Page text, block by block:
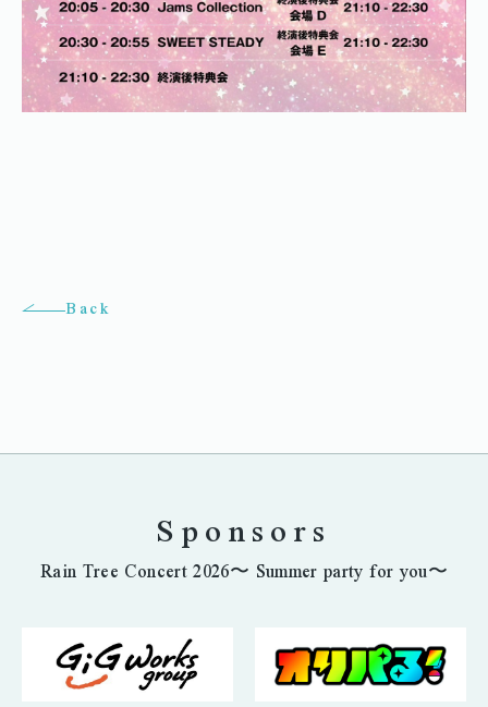
Back
Sponsors
Rain Tree Concert 2026〜 Summer party for you〜